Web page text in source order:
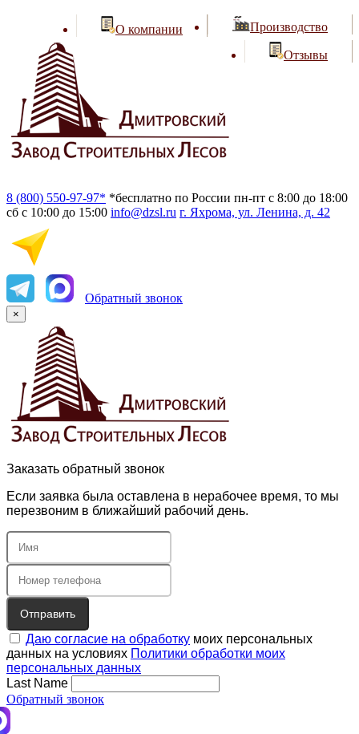
Производство
О компании
Отзывы
8 (800) 550-97-97* *бесплатно по России пн-пт с 8:00 до 18:00
сб с 10:00 до 15:00 info@dzsl.ru г. Яхрома, ул. Ленина, д. 42
Обратный звонок
×
Заказать обратный звонок
Если заявка была оставлена в нерабочее время, то мы
перезвоним в ближайший рабочий день.
Отправить
Даю согласие на обработку моих персональных
данных на условиях Политики обработки моих
персональных данных
Last Name
Обратный звонок